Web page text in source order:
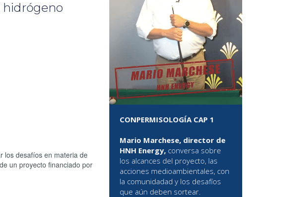
hidrógeno
los desafíos en materia de
un proyecto financiado por
CONPERMISOLOGÍA CAP 1
Mario Marchese, director de
HNH Energy, conversa sobre
los alcances del proyecto, las
acciones medioambientales, con
la comunidadad y los desafíos
que aún deben sortear.